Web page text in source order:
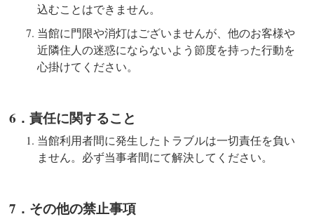
込むことはできません。
当館に門限や消灯はございませんが、他のお客様や
近隣住人の迷惑にならないよう節度を持った行動を
心掛けてください。
6．責任に関すること
当館利用者間に発生したトラブルは一切責任を負い
ません。必ず当事者間にて解決してください。
7．その他の禁止事項